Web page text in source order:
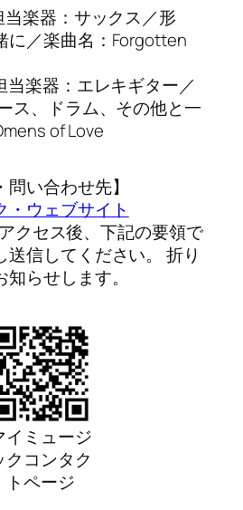
楽器：サックス／形
に／楽曲名：Forgotten
楽器：エレキギター／
ス、ドラム、その他と一
of Love
問い合わせ先】
・ウェブサイト
クセス後、下記の要領で
送信してください。 折り
らせします。
イミュージ
クコンタク
トページ